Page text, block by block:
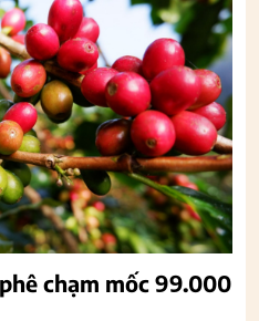
chạm mốc 99.000